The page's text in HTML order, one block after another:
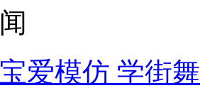
爱模仿 学街